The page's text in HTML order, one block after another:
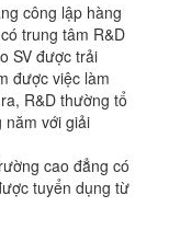
công lập hàng
trung tâm R&D
SV được trải
được việc làm
R&D thường tổ
năm với giải
cao đẳng có
tuyển dụng từ